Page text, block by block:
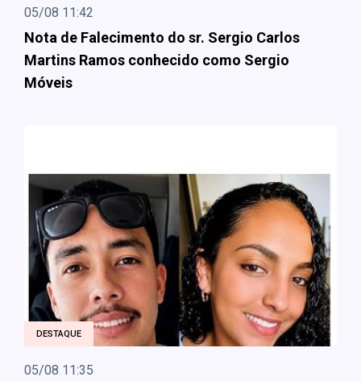
05/08 11:42
Nota de Falecimento do sr. Sergio Carlos
Martins Ramos conhecido como Sergio
Móveis
DESTAQUE
05/08 11:35